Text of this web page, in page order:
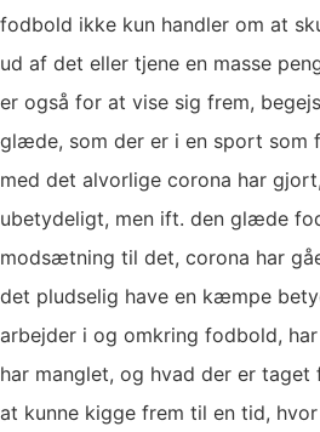
fodbold ikke kun handler om at
ud af det eller tjene en masse
er også for at vise sig frem,
glæde, som der er i en sport som
med det alvorlige corona har
ubetydeligt, men ift. den glæde
modsætning til det, corona har
det pludselig have en kæmpe
arbejder i og omkring fodbold,
har manglet, og hvad der er
at kunne kigge frem til en tid,